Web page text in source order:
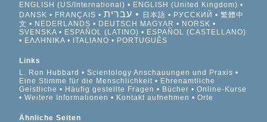
ENGLISH (US/International)
ENGLISH (United Kingdom)
DANSK
FRANÇAIS עברית 日本語 РУССКИЙ
繁體中
文
NEDERLANDS DEUTSCH MAGYAR
NORSK
SVENSKA
ESPAÑOL (LATINO)
ESPAÑOL (CASTELLANO)
ΕΛΛΗΝΙΚA
ITALIANO PORTUGUÊS
Links
L. Ron Hubbard
Scientology Anschauungen und Praxis
Eine Stimme für die Menschlichkeit
Ehrenamtliche
Geistliche
Häufig gestellte Fragen Bücher
Online-Kurse
Weitere Informationen
Kontakt aufnehmen Orte
Ähnliche Seiten